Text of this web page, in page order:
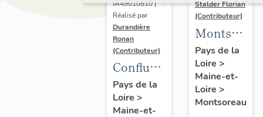
IA49010810 |
Réalisé par
Durandière
Ronan
(Contributeur)
Confluence
Maine-
Loire :
Pays de la
Loire >
Maine-et-
Stalder Florian
(Contributeur)
Montsoreau
:
de la
commune
Pays de la
Loire >
Maine-et-
Loire >
Montsoreau